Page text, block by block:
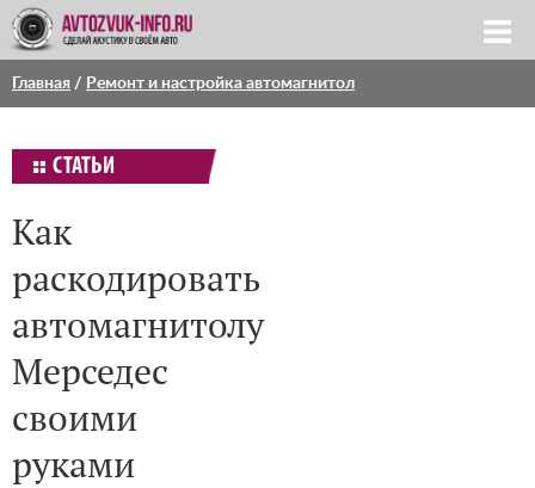
Главная / Ремонт и настройка автомагнитол
СТАТЬИ
Как
раскодировать
автомагнитолу
Мерседес
своими
руками